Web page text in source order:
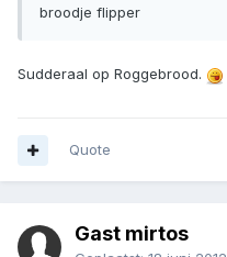
broodje flipper
Sudderaal op Roggebrood.
Quote
Gast mirtos